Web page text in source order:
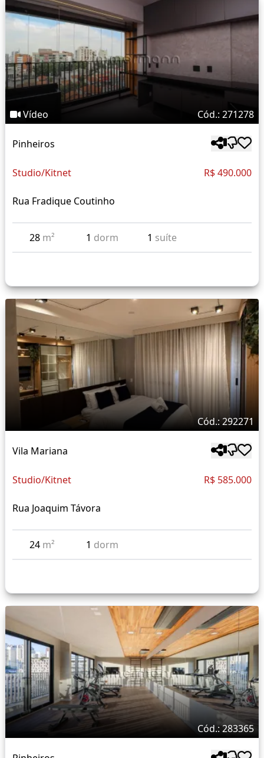
Vídeo Cód.: 271278
Pinheiros
Studio/Kitnet R$ 490.000
Rua Fradique Coutinho
28 m² 1 dorm 1 suíte
Cód.: 292271
Vila Mariana
Studio/Kitnet R$ 585.000
Rua Joaquim Távora
24 m² 1 dorm
Cód.: 283365